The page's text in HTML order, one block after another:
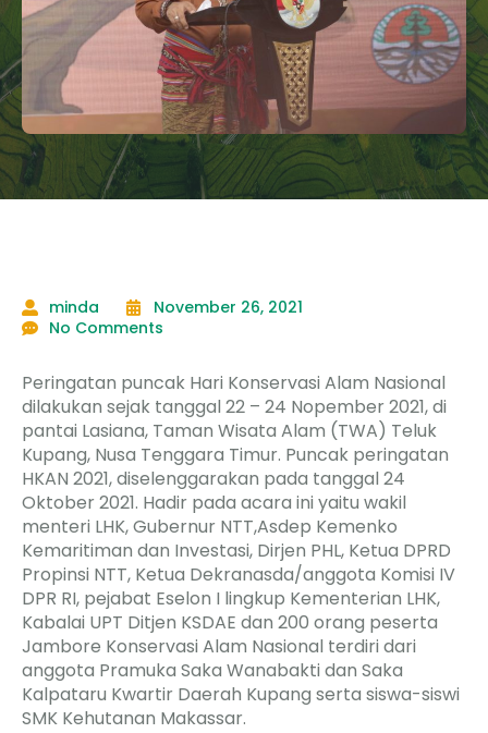
minda
November 26, 2021
No Comments
Peringatan puncak Hari Konservasi Alam Nasional
dilakukan sejak tanggal 22 – 24 Nopember 2021, di
pantai Lasiana, Taman Wisata Alam (TWA) Teluk
Kupang, Nusa Tenggara Timur. Puncak peringatan
HKAN 2021, diselenggarakan pada tanggal 24
Oktober 2021. Hadir pada acara ini yaitu wakil
menteri LHK, Gubernur NTT,Asdep Kemenko
Kemaritiman dan Investasi, Dirjen PHL, Ketua DPRD
Propinsi NTT, Ketua Dekranasda/anggota Komisi IV
DPR RI, pejabat Eselon I lingkup Kementerian LHK,
Kabalai UPT Ditjen KSDAE dan 200 orang peserta
Jambore Konservasi Alam Nasional terdiri dari
anggota Pramuka Saka Wanabakti dan Saka
Kalpataru Kwartir Daerah Kupang serta siswa-siswi
SMK Kehutanan Makassar.